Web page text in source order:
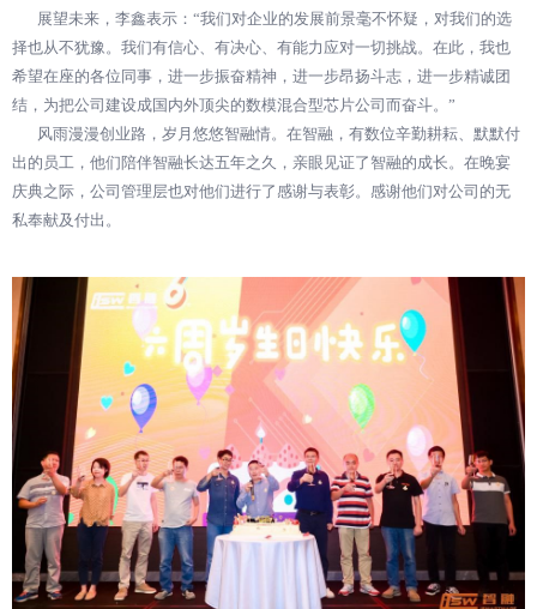
展望未来，李鑫表示：“我们对企业的发展前景毫不怀疑，对我们的选
择也从不犹豫。我们有信心、有决心、有能力应对一切挑战。在此，我也
希望在座的各位同事，进一步振奋精神，进一步昂扬斗志，进一步精诚团
结，为把公司建设成国内外顶尖的数模混合型芯片公司而奋斗。”
风雨漫漫创业路，岁月悠悠智融情。在智融，有数位辛勤耕耘、默默付
出的员工，他们陪伴智融长达五年之久，亲眼见证了智融的成长。在晚宴
庆典之际，公司管理层也对他们进行了感谢与表彰。感谢他们对公司的无
私奉献及付出。